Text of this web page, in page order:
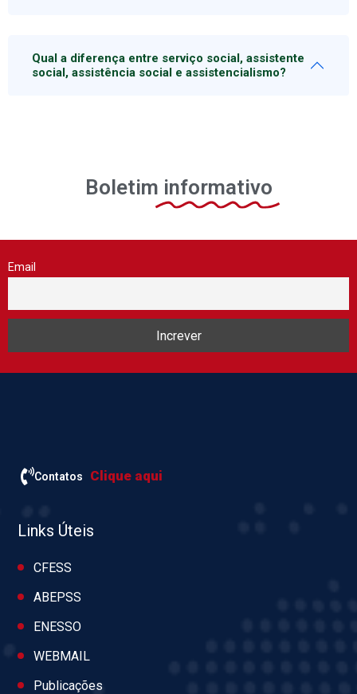
Qual a diferença entre serviço social, assistente
social, assistência social e assistencialismo?
Boletim informativo
Email
Contatos Clique aqui
Links Úteis
CFESS
ABEPSS
ENESSO
WEBMAIL
Publicações